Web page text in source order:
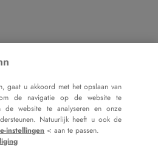
gaat u akkoord met het opslaan van
de navigatie op de website te
de website te analyseren en onze
Natuurlijk heeft u ook de
instellingen < aan te passen.